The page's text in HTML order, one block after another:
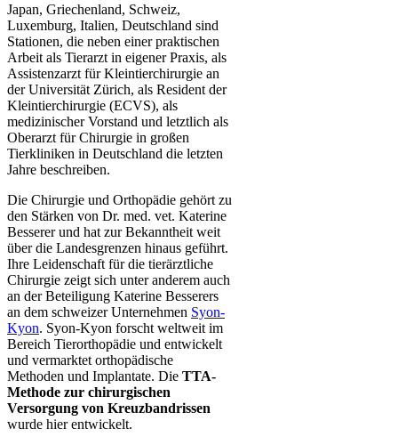
Japan, Griechenland, Schweiz,
Luxemburg, Italien, Deutschland sind
Stationen, die neben einer praktischen
Arbeit als Tierarzt in eigener Praxis, als
Assistenzarzt für Kleintierchirurgie an
der Universität Zürich, als Resident der
Kleintierchirurgie (ECVS), als
medizinischer Vorstand und letztlich als
Oberarzt für Chirurgie in großen
Tierkliniken in Deutschland die letzten
Jahre beschreiben.
Die Chirurgie und Orthopädie gehört zu
den Stärken von Dr. med. vet. Katerine
Besserer und hat zur Bekanntheit weit
über die Landesgrenzen hinaus geführt.
Ihre Leidenschaft für die tierärztliche
Chirurgie zeigt sich unter anderem auch
an der Beteiligung Katerine Besserers
an dem schweizer Unternehmen Syon-
Kyon. Syon-Kyon forscht weltweit im
Bereich Tierorthopädie und entwickelt
und vermarktet orthopädische
Methoden und Implantate. Die TTA-
Methode zur chirurgischen
Versorgung von Kreuzbandrissen
wurde hier entwickelt.